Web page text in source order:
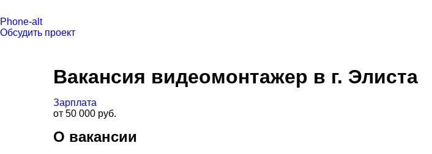
Phone-alt
Обсудить проект
Вакансия видеомонтажер в г. Элиста
Зарплата
от 50 000 руб.
О вакансии